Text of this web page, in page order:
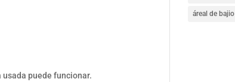
puede funcionar.
áreal de bajio